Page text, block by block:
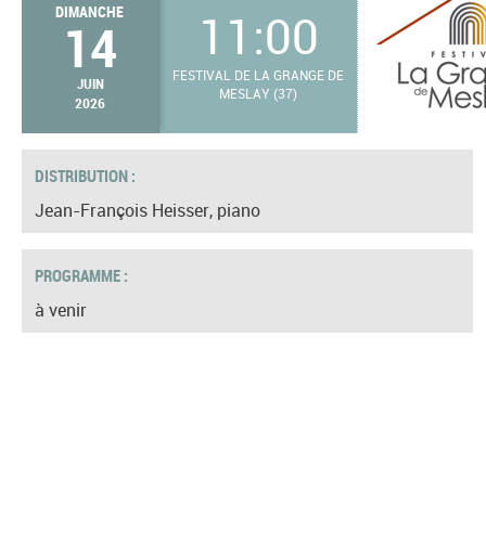
DIMANCHE
14
JUIN
2026
11:00
FESTIVAL DE LA GRANGE DE
MESLAY (37)
DISTRIBUTION :
Jean-François Heisser, piano
PROGRAMME :
à venir